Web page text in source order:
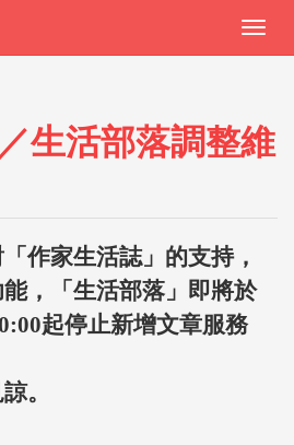
生活部落調整維
作家生活誌」的支持，
，「生活部落」即將於
起停止新增文章服務
。